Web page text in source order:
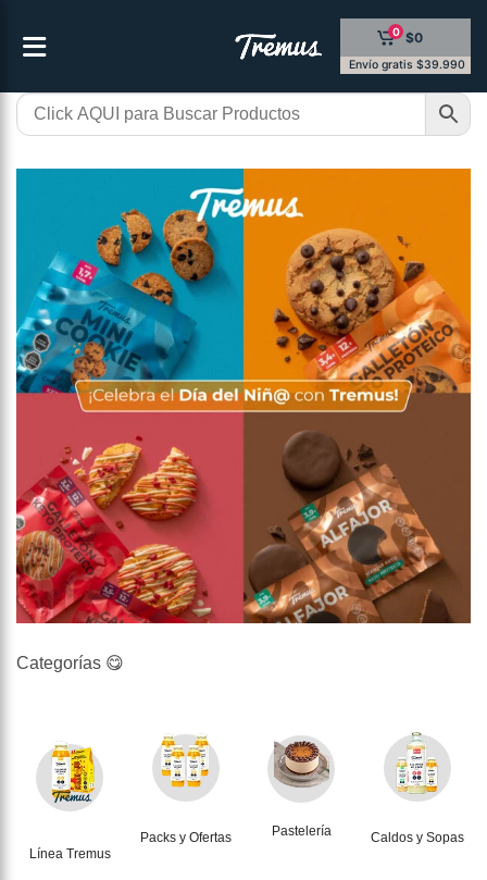
0 $0
Envío gratis $39.990
Categorías 😋
Línea Tremus
Packs y Ofertas Pastelería Caldos y Sopas